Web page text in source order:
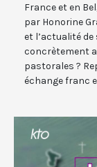
France et en
par Honorine
et l’actualité de
concrètement
pastorales ?
échange franc